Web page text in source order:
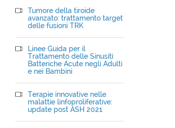
Tumore della tiroide
avanzato: trattamento target
delle fusioni TRK
Linee Guida per il
Trattamento delle Sinusiti
Batteriche Acute negli Adulti
e nei Bambini
Terapie innovative nelle
malattie linfoproliferative:
update post ASH 2021